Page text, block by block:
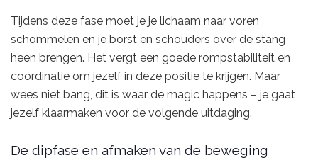
Tijdens deze fase moet je je lichaam naar voren
schommelen en je borst en schouders over de stang
heen brengen. Het vergt een goede rompstabiliteit en
coördinatie om jezelf in deze positie te krijgen. Maar
wees niet bang, dit is waar de magic happens – je gaat
jezelf klaarmaken voor de volgende uitdaging.
De dipfase en afmaken van de beweging